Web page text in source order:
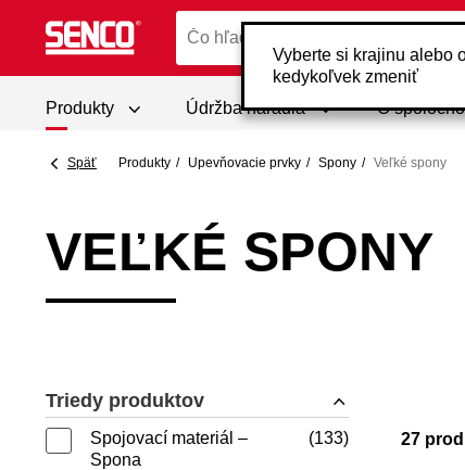
Vyberte si krajinu alebo
kedykoľvek zmeniť
Produkty Údržba náradia O
Späť Produkty Upevňovacie prvky Spony Veľké spony
VEĽKÉ SPONY
Triedy produktov
Spojovací materiál –
Spona
133 27